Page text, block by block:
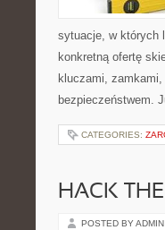
sytuacje, w których
konkretną ofertę
kluczami,
bezpieczeństwem.
CATEGORIES:
HACK
POSTED BY ADMIN